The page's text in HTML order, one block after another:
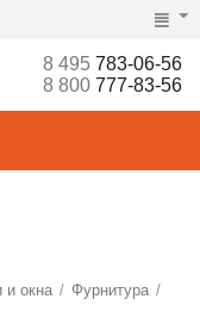
8 495783-06-56
8 800777-83-56
и окна / Фурнитура /